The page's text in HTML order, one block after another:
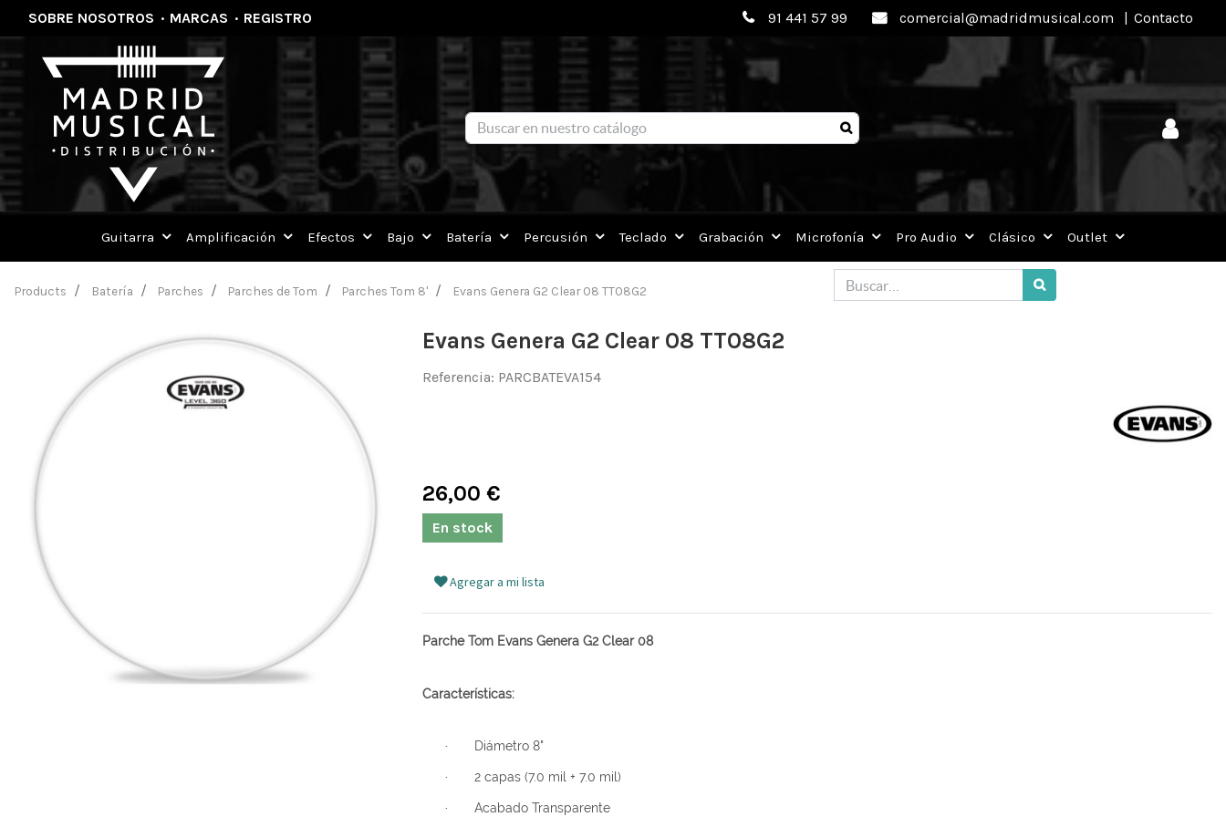
SOBRE NOSOTROS · MARCAS · REGISTRO 91 441 57 99 comercial@madridmusical.com | Contacto
Guitarra Amplificación Efectos Bajo Batería Percusión Teclado Grabación Microfonía Pro Audio Clásico Outlet
Products Batería Parches Parches de Tom Parches Tom 8' Evans Genera G2 Clear 08 TT08G2
Evans Genera G2 Clear 08 TT08G2
Referencia: PARCBATEVA154
26,00 €
En stock
Agregar a mi lista
Parche Tom Evans Genera G2 Clear 08
Características:
· Diámetro 8"
· 2 capas (7.0 mil + 7.0 mil)
· Acabado Transparente